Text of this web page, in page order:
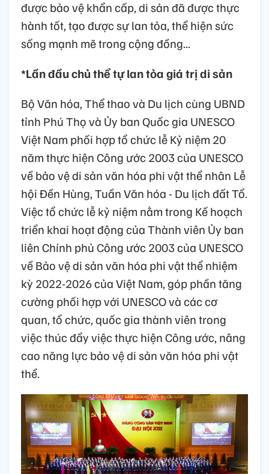
được bảo vệ khẩn cấp, di sản đã được thực
hành tốt, tạo được sự lan tỏa, thể hiện sức
sống mạnh mẽ trong cộng đồng...
*Lần đầu chủ thể tự lan tỏa giá trị di sản
Bộ Văn hóa, Thể thao và Du lịch cùng UBND
tỉnh Phú Thọ và Ủy ban Quốc gia UNESCO
Việt Nam phối hợp tổ chức lễ Kỷ niệm 20
năm thực hiện Công ước 2003 của UNESCO
về bảo vệ di sản văn hóa phi vật thể nhân Lễ
hội Đền Hùng, Tuần Văn hóa - Du lịch đất Tổ.
Việc tổ chức lễ kỷ niệm nằm trong Kế hoạch
triển khai hoạt động của Thành viên Ủy ban
liên Chính phủ Công ước 2003 của UNESCO
về Bảo vệ di sản văn hóa phi vật thể nhiệm
kỳ 2022-2026 của Việt Nam, góp phần tăng
cường phối hợp với UNESCO và các cơ
quan, tổ chức, quốc gia thành viên trong
việc thúc đẩy việc thực hiện Công ước, nâng
cao năng lực bảo vệ di sản văn hóa phi vật
thể.